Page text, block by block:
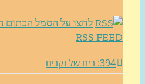
לחצו על הסמל הכתום הקטן
RSS